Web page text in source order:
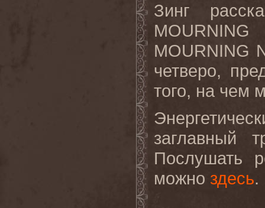
Зинг
MOURNING
четверо,
того, на чем
заглавный
Послушать
можно здесь.